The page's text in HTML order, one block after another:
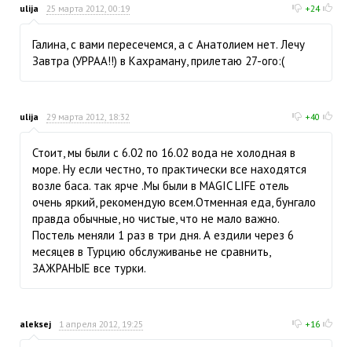
ulija 25 марта 2012, 00:19 +24
Галина, с вами пересечемся, а с Анатолием нет. Лечу
Завтра (УРРАА!!) в Кахраману, прилетаю 27-ого:(
ulija 29 марта 2012, 18:32 +40
Стоит, мы были с 6.02 по 16.02 вода не холодная в
море. Ну если честно, то практически все находятся
возле баса. так ярче .Мы были в MAGIC LIFE отель
очень яркий, рекомендую всем.Отменная еда, бунгало
правда обычные, но чистые, что не мало важно.
Постель меняли 1 раз в три дня. А ездили через 6
месяцев в Турцию обслуживанье не сравнить,
ЗАЖРАНЫЕ все турки.
aleksej 1 апреля 2012, 19:25 +16